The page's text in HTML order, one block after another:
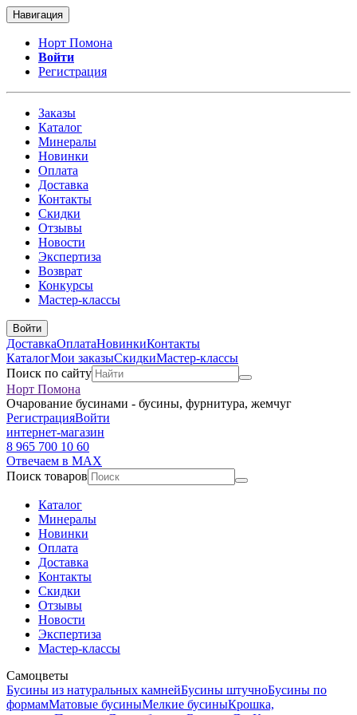
Навигация
Норт Помона
Войти
Регистрация
Заказы
Каталог
Минералы
Новинки
Оплата
Доставка
Контакты
Скидки
Отзывы
Новости
Экспертиза
Возврат
Конкурсы
Мастер-классы
Войти
ДоставкаОплатаНовинкиКонтакты
КаталогМои заказыСкидкиМастер-классы
Поиск по сайту
Норт Помона
Очарование бусинами - бусины, фурнитура, жемчуг
РегистрацияВойти
интернет-магазин
8 965 700 10 60
Отвечаем в MAX
Поиск товаров
Каталог
Минералы
Новинки
Оплата
Доставка
Контакты
Скидки
Отзывы
Новости
Экспертиза
Мастер-классы
Самоцветы
Бусины из натуральных камнейБусины штучноБусины по
формамМатовые бусиныМелкие бусиныКрошка,